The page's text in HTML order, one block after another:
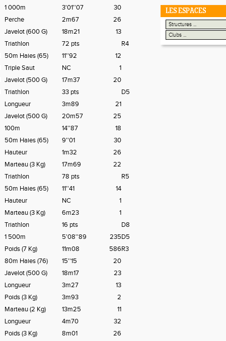
1 000m 3'01''07
30
Perche 2m67
26
Javelot (600 G) 18m21
13
Triathlon 72 pts
R4
50m Haies (65) 11''92
12
Triple Saut NC
1
Javelot (500 G) 17m37
20
Triathlon 33 pts
D5
Longueur 3m89
21
Javelot (500 G) 20m57
25
100m 14''87
18
50m Haies (65) 9''01
30
Hauteur 1m32
26
Marteau (3 Kg) 17m69
22
Triathlon 78 pts
R5
50m Haies (65) 11''41
14
Hauteur NC
1
Marteau (3 Kg) 6m23
1
Triathlon 16 pts
D8
1 500m 5'08''89 235D5
Poids (7 Kg) 11m08 586R3
80m Haies (76) 15''15
20
Javelot (500 G) 18m17
23
Longueur 3m27
13
Poids (3 Kg) 3m93
2
Marteau (2 Kg) 13m25
11
Longueur 4m70
32
Poids (3 Kg) 8m01
26
LES ESPACES